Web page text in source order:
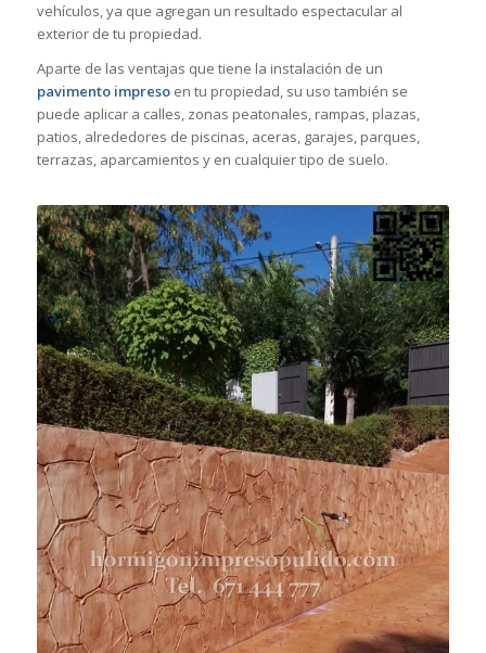
vehículos, ya que agregan un resultado espectacular al
exterior de tu propiedad.
Aparte de las ventajas que tiene la instalación de un
pavimento impresoen tu propiedad, su uso también se
puede aplicar a calles, zonas peatonales, rampas, plazas,
patios, alrededores de piscinas, aceras, garajes, parques,
terrazas, aparcamientos y en cualquier tipo de suelo.